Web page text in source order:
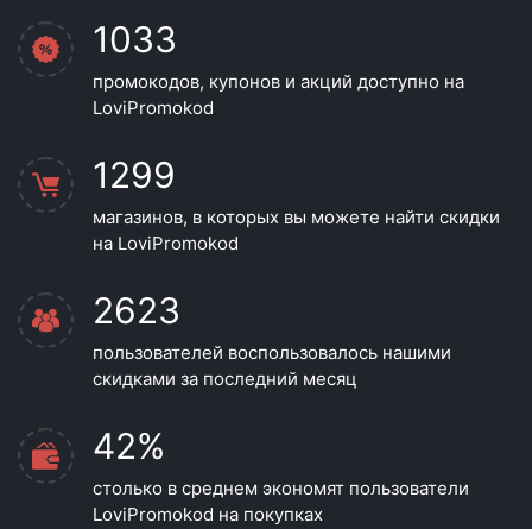
1033
промокодов, купонов и акций доступно на
LoviPromokod
1299
магазинов, в которых вы можете найти скидки
на LoviPromokod
2623
пользователей воспользовалось нашими
скидками за последний месяц
42%
столько в среднем экономят пользователи
LoviPromokod на покупках